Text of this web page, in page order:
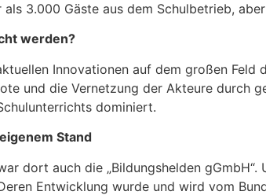
3.000 Gäste aus dem Schulbetrieb,
werden?
Innovationen auf dem großen
und die Vernetzung der Akteure durch
dominiert.
Stand
dort auch die „Bildungshelden
Entwicklung wurde und wird vom